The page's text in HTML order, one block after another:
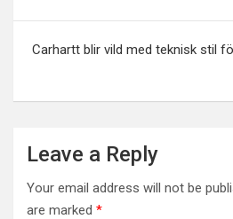
Carhartt blir vild med teknisk stil
Leave a Reply
Your email address will not be
are marked *